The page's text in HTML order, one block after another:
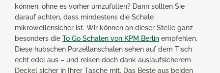
können, ohne es vorher umzufüllen? Dann sollten Sie
darauf achten, dass mindestens die Schale
mikrowellensicher ist. Wir können an dieser Stelle ganz
besonders die To Go Schalen von KPM Berlin empfehlen.
Diese hübschen Porzellanschalen sehen auf dem Tisch
echt edel aus – und reisen doch dank auslaufsicherem
Deckel sicher in Ihrer Tasche mit. Das Beste aus beiden